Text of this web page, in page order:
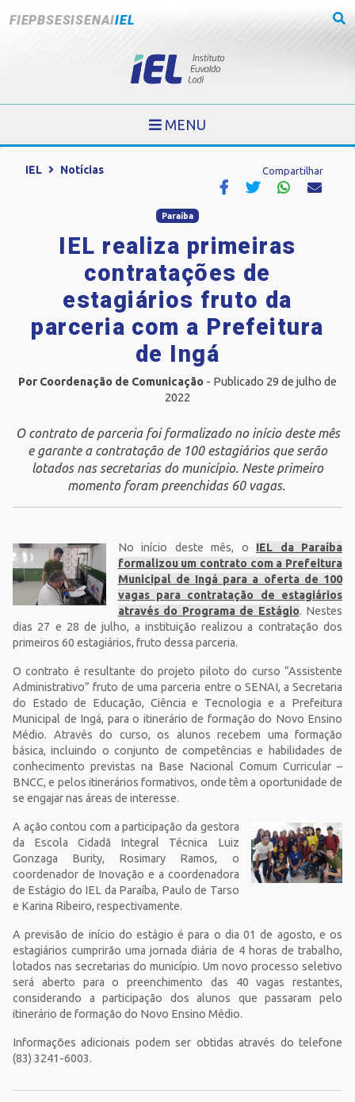
FIEPBSESISENAIIEL
MENU
IEL Notícias Compartilhar
Paraíba
IEL realiza primeiras
contratações de
estagiários fruto da
parceria com a Prefeitura
de Ingá
Por Coordenação de Comunicação - Publicado 29 de julho de
2022
O contrato de parceria foi formalizado no início deste mês
e garante a contratação de 100 estagiários que serão
lotados nas secretarias do município. Neste primeiro
momento foram preenchidas 60 vagas.
No início deste mês, o IEL da Paraíba
formalizou um contrato com a Prefeitura
Municipal de Ingá para a oferta de 100
vagas para contratação de estagiários
através do Programa de Estágio. Nestes
dias 27 e 28 de julho, a instituição realizou a contratação dos
primeiros 60 estagiários, fruto dessa parceria.
O contrato é resultante do projeto piloto do curso “Assistente
Administrativo” fruto de uma parceria entre o SENAI, a Secretaria
do Estado de Educação, Ciência e Tecnologia e a Prefeitura
Municipal de Ingá, para o itinerário de formação do Novo Ensino
Médio. Através do curso, os alunos recebem uma formação
básica, incluindo o conjunto de competências e habilidades de
conhecimento previstas na Base Nacional Comum Curricular –
BNCC, e pelos itinerários formativos, onde têm a oportunidade de
se engajar nas áreas de interesse.
A ação contou com a participação da gestora
da Escola Cidadã Integral Técnica Luiz
Gonzaga Burity, Rosimary Ramos, o
coordenador de Inovação e a coordenadora
de Estágio do IEL da Paraíba, Paulo de Tarso
e Karina Ribeiro, respectivamente.
A previsão de início do estágio é para o dia 01 de agosto, e os
estagiários cumprirão uma jornada diária de 4 horas de trabalho,
lotados nas secretarias do município. Um novo processo seletivo
será aberto para o preenchimento das 40 vagas restantes,
considerando a participação dos alunos que passaram pelo
itinerário de formação do Novo Ensino Médio.
Informações adicionais podem ser obtidas através do telefone
(83) 3241-6003.